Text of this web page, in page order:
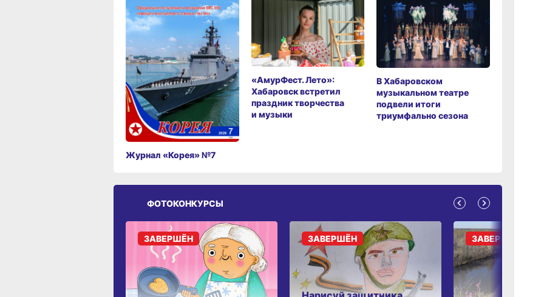
Журнал «Корея» №7
«АмурФест. Лето»:
Хабаровск встретил
праздник творчества
и музыки
В Хабаровском
музыкальном театре
подвели итоги
триумфально сезона
ФОТОКОНКУРСЫ
ЗАВЕРШЁН ЗАВЕРШЁН ЗАВЕРШЁН